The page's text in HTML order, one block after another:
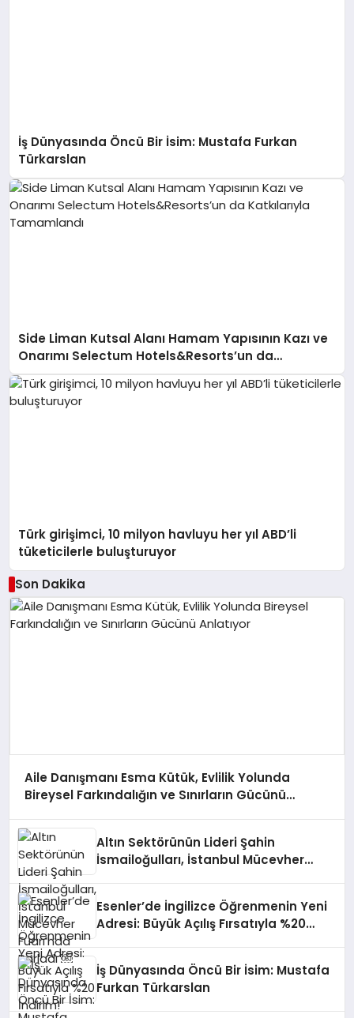
İş Dünyasında Öncü Bir İsim: Mustafa Furkan
Türkarslan
Side Liman Kutsal Alanı Hamam Yapısının Kazı ve
Onarımı Selectum Hotels&Resorts’un da
Katkılarıyla Tamamlandı
Türk girişimci, 10 milyon havluyu her yıl ABD’li
tüketicilerle buluşturuyor
Son Dakika
Aile Danışmanı Esma Kütük, Evlilik Yolunda
Bireysel Farkındalığın ve Sınırların Gücünü
Altın Sektörünün Lideri Şahin
İsmailoğulları, İstanbul Mücevher
Esenler’de İngilizce Öğrenmenin Yeni
Adresi: Büyük Açılış Fırsatıyla %20
İş Dünyasında Öncü Bir İsim: Mustafa
Furkan Türkarslan